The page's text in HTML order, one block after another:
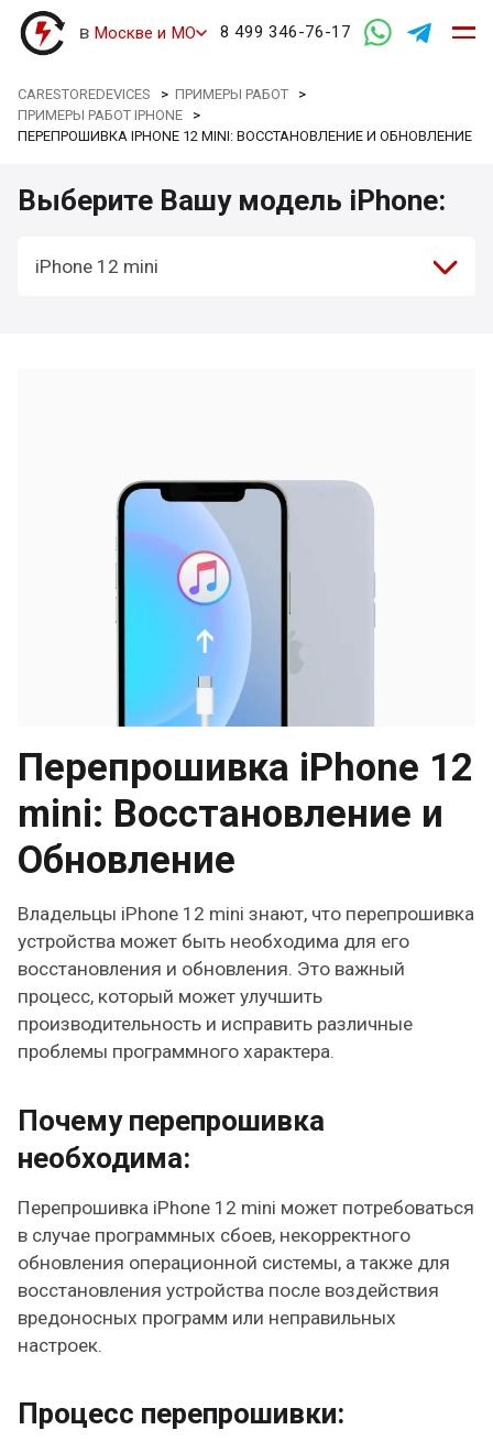
в Москве и МО 8 499 346-76-17
CARESTOREDEVICES >ПРИМЕРЫ РАБОТ >
ПРИМЕРЫ РАБОТ IPHONE >
ПЕРЕПРОШИВКА IPHONE 12 MINI: ВОССТАНОВЛЕНИЕ И ОБНОВЛЕНИЕ
Выберите Вашу модель iPhone:
iPhone 12 mini
Перепрошивка iPhone 12
mini: Восстановление и
Обновление
Владельцы iPhone 12 mini знают, что перепрошивка
устройства может быть необходима для его
восстановления и обновления. Это важный
процесс, который может улучшить
производительность и исправить различные
проблемы программного характера.
Почему перепрошивка
необходима:
Перепрошивка iPhone 12 mini может потребоваться
в случае программных сбоев, некорректного
обновления операционной системы, а также для
восстановления устройства после воздействия
вредоносных программ или неправильных
настроек.
Процесс перепрошивки: